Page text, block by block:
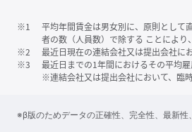
※1
平均年間賃金は男女別に、原則として
者の数（人員数）で除する ことにより
※2
最近日現在の連結会社又は提出会社に
※3
最近日までの1年間におけるその平均
※連結会社又は提出会社において、臨
※β版のためデータの正確性、完全性、最新